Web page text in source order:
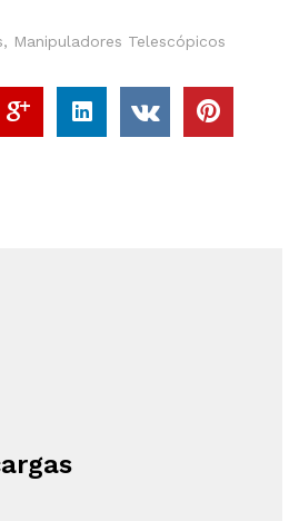
, Manipuladores Telescópicos